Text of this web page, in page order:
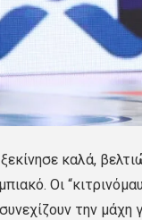
καλά,
Οι
την